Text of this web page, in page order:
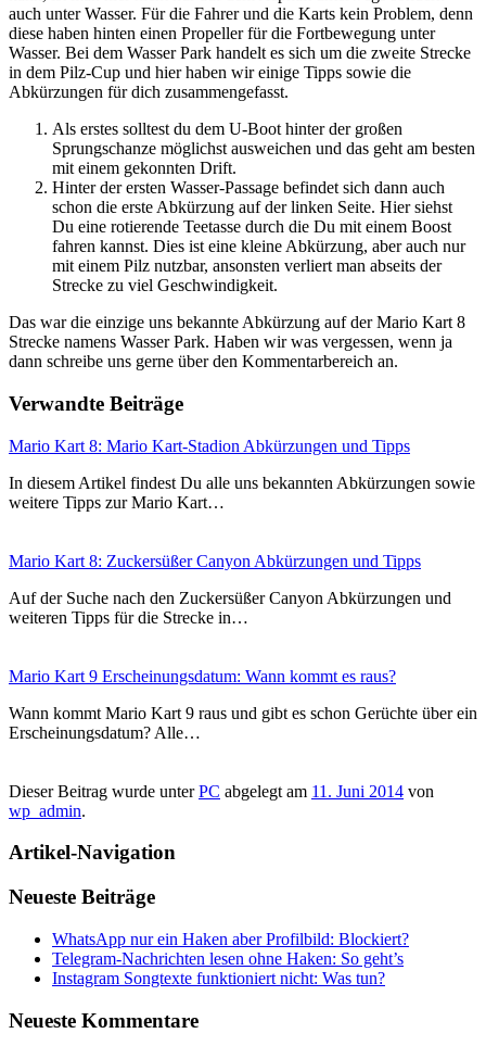
auch unter Wasser. Für die Fahrer und die Karts kein Problem, denn
diese haben hinten einen Propeller für die Fortbewegung unter
Wasser. Bei dem Wasser Park handelt es sich um die zweite Strecke
in dem Pilz-Cup und hier haben wir einige Tipps sowie die
Abkürzungen für dich zusammengefasst.
Als erstes solltest du dem U-Boot hinter der großen
Sprungschanze möglichst ausweichen und das geht am besten
mit einem gekonnten Drift.
Hinter der ersten Wasser-Passage befindet sich dann auch
schon die erste Abkürzung auf der linken Seite. Hier siehst
Du eine rotierende Teetasse durch die Du mit einem Boost
fahren kannst. Dies ist eine kleine Abkürzung, aber auch nur
mit einem Pilz nutzbar, ansonsten verliert man abseits der
Strecke zu viel Geschwindigkeit.
Das war die einzige uns bekannte Abkürzung auf der Mario Kart 8
Strecke namens Wasser Park. Haben wir was vergessen, wenn ja
dann schreibe uns gerne über den Kommentarbereich an.
Verwandte Beiträge
Mario Kart 8: Mario Kart-Stadion Abkürzungen und Tipps
In diesem Artikel findest Du alle uns bekannten Abkürzungen sowie
weitere Tipps zur Mario Kart…
Mario Kart 8: Zuckersüßer Canyon Abkürzungen und Tipps
Auf der Suche nach den Zuckersüßer Canyon Abkürzungen und
weiteren Tipps für die Strecke in…
Mario Kart 9 Erscheinungsdatum: Wann kommt es raus?
Wann kommt Mario Kart 9 raus und gibt es schon Gerüchte über ein
Erscheinungsdatum? Alle…
Dieser Beitrag wurde unterPC abgelegt am 11. Juni 2014 von
wp_admin.
Artikel-Navigation
Neueste Beiträge
WhatsApp nur ein Haken aber Profilbild: Blockiert?
Telegram-Nachrichten lesen ohne Haken: So geht’s
Instagram Songtexte funktioniert nicht: Was tun?
Neueste Kommentare